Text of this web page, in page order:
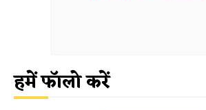
हमें फॉलो करें